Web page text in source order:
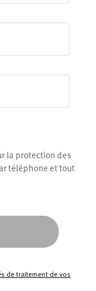
la protection des
téléphone et tout
de traitement de vos